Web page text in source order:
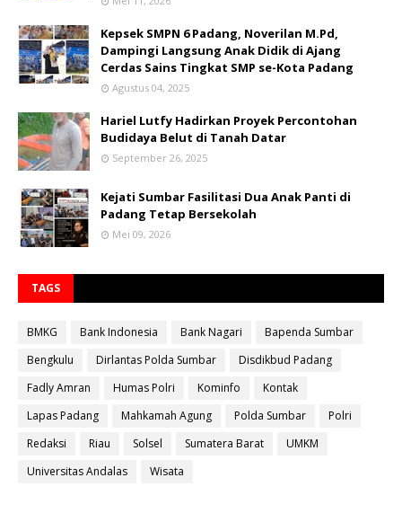
Kepsek SMPN 6 Padang, Noverilan M.Pd,
Dampingi Langsung Anak Didik di Ajang
Cerdas Sains Tingkat SMP se-Kota Padang
Agustus 04, 2025
Hariel Lutfy Hadirkan Proyek Percontohan
Budidaya Belut di Tanah Datar
September 26, 2025
Kejati Sumbar Fasilitasi Dua Anak Panti di
Padang Tetap Bersekolah
Mei 09, 2026
TAGS
BMKG Bank Indonesia Bank Nagari
Bapenda Sumbar
Bengkulu
Dirlantas Polda Sumbar
Disdikbud Padang
Fadly Amran
Humas Polri Kominfo
Kontak
Lapas Padang
Mahkamah Agung Polda Sumbar
Polri
Redaksi
Riau Solsel Sumatera Barat
UMKM
Universitas Andalas
Wisata